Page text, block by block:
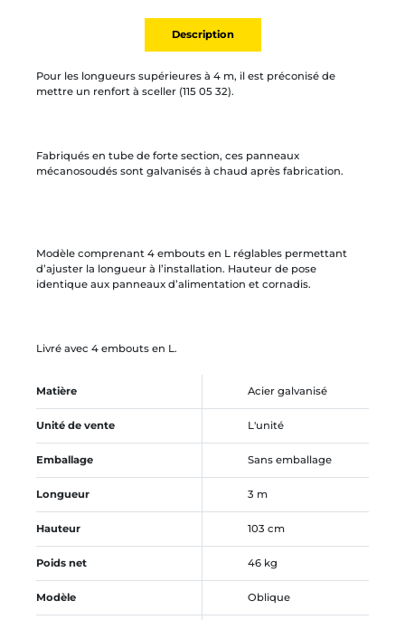
Description
Pour les longueurs supérieures à 4 m, il est préconisé de
mettre un renfort à sceller (115 05 32).
Fabriqués en tube de forte section, ces panneaux
mécanosoudés sont galvanisés à chaud après fabrication.
Modèle comprenant 4 embouts en L réglables permettant
d’ajuster la longueur à l’installation. Hauteur de pose
identique aux panneaux d’alimentation et cornadis.
Livré avec 4 embouts en L.
Matière Acier galvanisé
Unité de vente L'unité
Emballage Sans emballage
Longueur 3 m
Hauteur 103 cm
Poids net 46 kg
Modèle Oblique